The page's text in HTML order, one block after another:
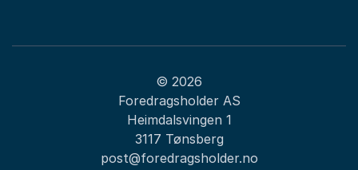
© 2026
Foredragsholder AS
Heimdalsvingen 1
3117 Tønsberg
post@foredragsholder.no